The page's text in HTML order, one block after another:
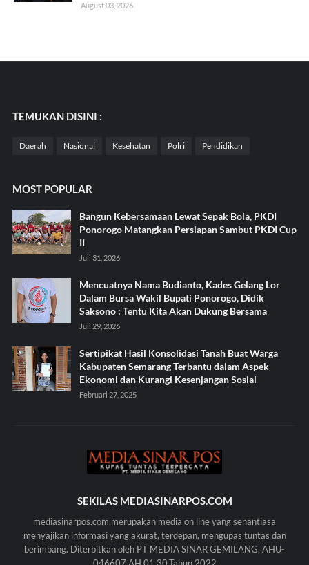
August 03, 2026
TEMUKAN DISINI :
Daerah Nasional Kesehatan Polri Pendidikan
MOST POPULAR
Bangun Kebersamaan Lewat Sepak Bola, PKDI
Ponorogo Matangkan Persiapan Sambut PKDI Cup
II
Juli 31, 2026
Mencuatnya Nama Budianto, Kades Gelang Lor
Dalam Bursa Wakil Bupati Ponorogo, Didik
Saksono : Tentu Kita Akan Dukung Bersama
Juli 29, 2026
Sertipikat Hasil Konsolidasi Tanah Buat Warga
Kabupaten Semarang Terbantu dalam Aspek
Ekonomi dan Kurangi Kesenjangan Sosial
Februari 27, 2025
SEKILAS MEDIASINARPOS.COM
mediasinarpos.com.merupakan media on line yang senantiasa
menyajikan informasi yang akurat, terdepan, mengupas tuntas dan
berimbang. Diterbitkan oleh PT MEDIA SINAR GEMILANG, AHU-